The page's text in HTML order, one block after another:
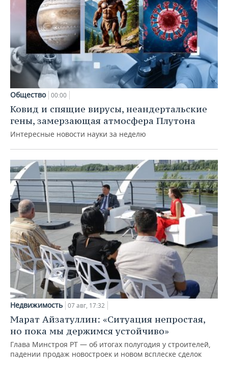
Общество 00:00
Ковид и спящие вирусы, неандертальские
гены, замерзающая атмосфера Плутона
Интересные новости науки за неделю
Недвижимость 07 авг, 17:32
Марат Айзатуллин: «Ситуация непростая,
но пока мы держимся устойчиво»
Глава Минстроя РТ — об итогах полугодия у строителей,
падении продаж новостроек и новом всплеске сделок